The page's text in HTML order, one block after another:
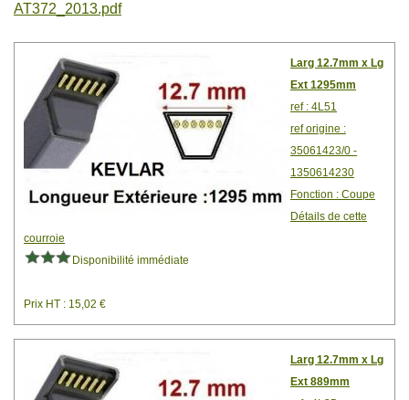
AT372_2013.pdf
Larg 12.7mm x Lg
Ext 1295mm
ref : 4L51
ref origine :
35061423/0 -
1350614230
Fonction : Coupe
Détails de cette
courroie
Disponibilité immédiate
Prix HT : 15,02 €
Larg 12.7mm x Lg
Ext 889mm